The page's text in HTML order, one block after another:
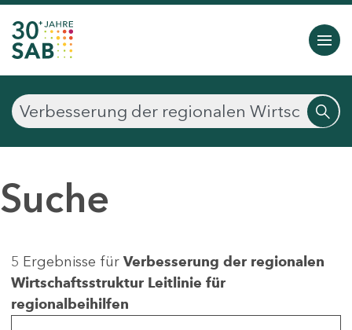
Suche
5 Ergebnisse für Verbesserung der regionalen
Wirtschaftsstruktur Leitlinie für
regionalbeihilfen